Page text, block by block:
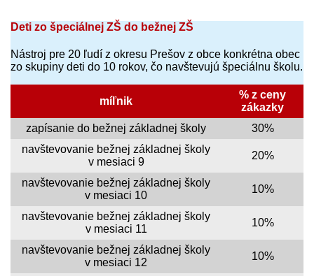
Deti zo špeciálnej ZŠ do bežnej ZŠ
Nástroj pre 20 ľudí z okresu Prešov z obce konkrétna obec
zo skupiny deti do 10 rokov, čo navštevujú špeciálnu školu.
míľnik
% z ceny
zákazky
zapísanie do bežnej základnej školy
30%
navštevovanie bežnej základnej školy
v mesiaci 9
20%
navštevovanie bežnej základnej školy
v mesiaci 10
10%
navštevovanie bežnej základnej školy
v mesiaci 11
10%
navštevovanie bežnej základnej školy
v mesiaci 12
10%